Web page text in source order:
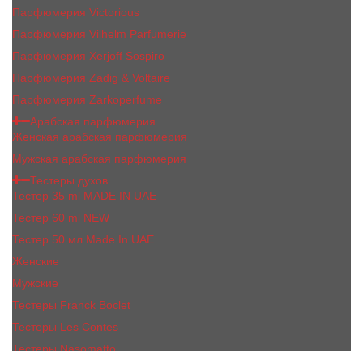
Парфюмерия Victorious
Парфюмерия Vilhelm Parfumerie
Парфюмерия Xerjoff Sospiro
Парфюмерия Zadig & Voltaire
Парфюмерия Zarkoperfume
Арабская парфюмерия
Женская арабская парфюмерия
Мужская арабская парфюмерия
Тестеры духов
Тестер 35 ml MADE IN UAE
Тестер 60 ml NEW
Тестер 50 мл Made In UAE
Женские
Мужские
Тестеры Franck Boclet
Тестеры Les Contes